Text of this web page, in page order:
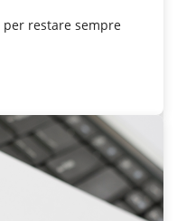
per restare sempre